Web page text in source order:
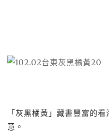
「灰黑橘黃」藏書豐富的
意。